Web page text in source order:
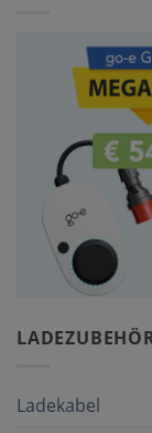
Ladekabel